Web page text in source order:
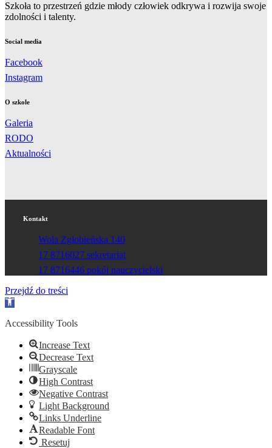
Szkoła to przestrzeń gdzie młody człowiek odkrywa i rozwija swoje
zdolności i talenty.
Social media
Facebook
Instagram
O szkole
Galeria
RODO
Aktualności
Kontakt
Wola Zgłobieńska 140
17 8716027 sekretariat
17 8716446 pokój nauczycielski
Przejdź do treści
Otwórz
narzędzi
Accessibility Tools
Increase Text
Decrease Text
Grayscale
High Contrast
Negative Contrast
Light Background
Links Underline
Readable Font
Resetuj